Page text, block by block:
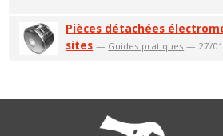
Pièces détachées
sites — Guides pratiques — 27/